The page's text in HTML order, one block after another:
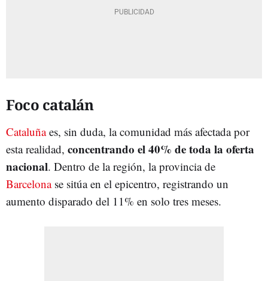
Foco catalán
Cataluñaes, sin duda, la comunidad más afectada por
esta realidad, concentrando el 40% de toda la oferta
nacional. Dentro de la región, la provincia de
Barcelonase sitúa en el epicentro, registrando un
aumento disparado del 11% en solo tres meses.